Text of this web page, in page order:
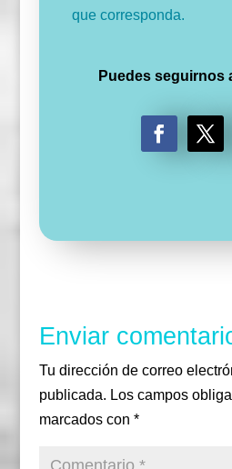
que corresponda.
Puedes seguirnos
Enviar
Tu dirección de correo
publicada. Los campos
marcados con *